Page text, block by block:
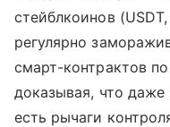
стейблкоинов
регулярно
смарт-контрактов
доказывая, что
есть рычаги